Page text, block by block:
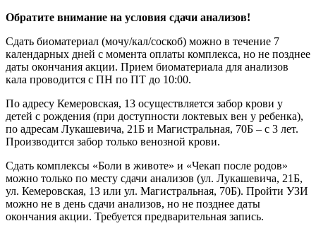
Обратите внимание на условия сдачи анализов!
Сдать биоматериал (мочу/кал/соскоб) можно в течение 7
календарных дней с момента оплаты комплекса, но не позднее
даты окончания акции. Прием биоматериала для анализов
кала проводится с ПН по ПТ до 10:00.
По адресу Кемеровская, 13 осуществляется забор крови у
детей с рождения (при доступности локтевых вен у ребенка),
по адресам Лукашевича, 21Б и Магистральная, 70Б – с 3 лет.
Производится забор только венозной крови.
Сдать комплексы «Боли в животе» и «Чекап после родов»
можно только по месту сдачи анализов (ул. Лукашевича, 21Б,
ул. Кемеровская, 13 или ул. Магистральная, 70Б). Пройти УЗИ
можно не в день сдачи анализов, но не позднее даты
окончания акции. Требуется предварительная запись.